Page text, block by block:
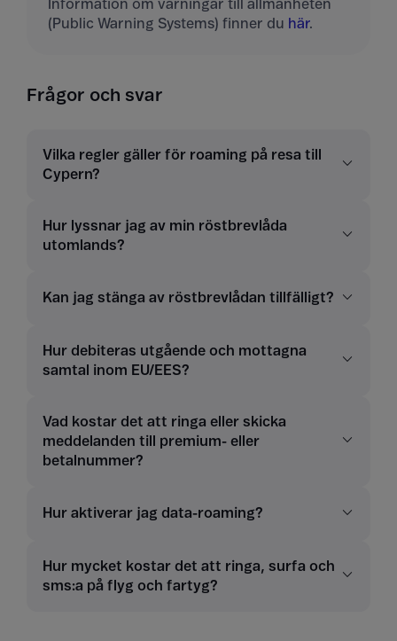
Information om varningar till allmänheten
(Public Warning Systems) finner du här.
Frågor och svar
Vilka regler gäller för roaming på resa till
Cypern?
Hur lyssnar jag av min röstbrevlåda
utomlands?
Kan jag stänga av röstbrevlådan tillfälligt?
Hur debiteras utgående och mottagna
samtal inom EU/EES?
Vad kostar det att ringa eller skicka
meddelanden till premium- eller
betalnummer?
Hur aktiverar jag data-roaming?
Hur mycket kostar det att ringa, surfa och
sms:a på flyg och fartyg?